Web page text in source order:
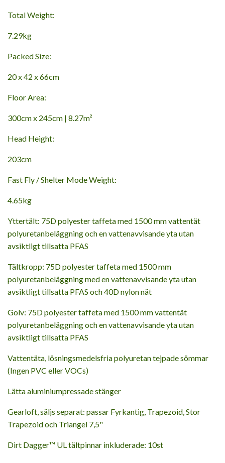
Total Weight:
7.29kg
Packed Size:
20 x 42 x 66cm
Floor Area:
300cm x 245cm | 8.27m²
Head Height:
203cm
Fast Fly / Shelter Mode Weight:
4.65kg
Yttertält: 75D polyester taffeta med 1500 mm vattentät
polyuretanbeläggning och en vattenavvisande yta utan
avsiktligt tillsatta PFAS
Tältkropp: 75D polyester taffeta med 1500 mm
polyuretanbeläggning med en vattenavvisande yta utan
avsiktligt tillsatta PFAS och 40D nylon nät
Golv: 75D polyester taffeta med 1500 mm vattentät
polyuretanbeläggning och en vattenavvisande yta utan
avsiktligt tillsatta PFAS
Vattentäta, lösningsmedelsfria polyuretan tejpade sömmar
(Ingen PVC eller VOCs)
Lätta aluminiumpressade stänger
Gearloft, säljs separat: passar Fyrkantig, Trapezoid, Stor
Trapezoid och Triangel 7,5"
Dirt Dagger™ UL tältpinnar inkluderade: 10st